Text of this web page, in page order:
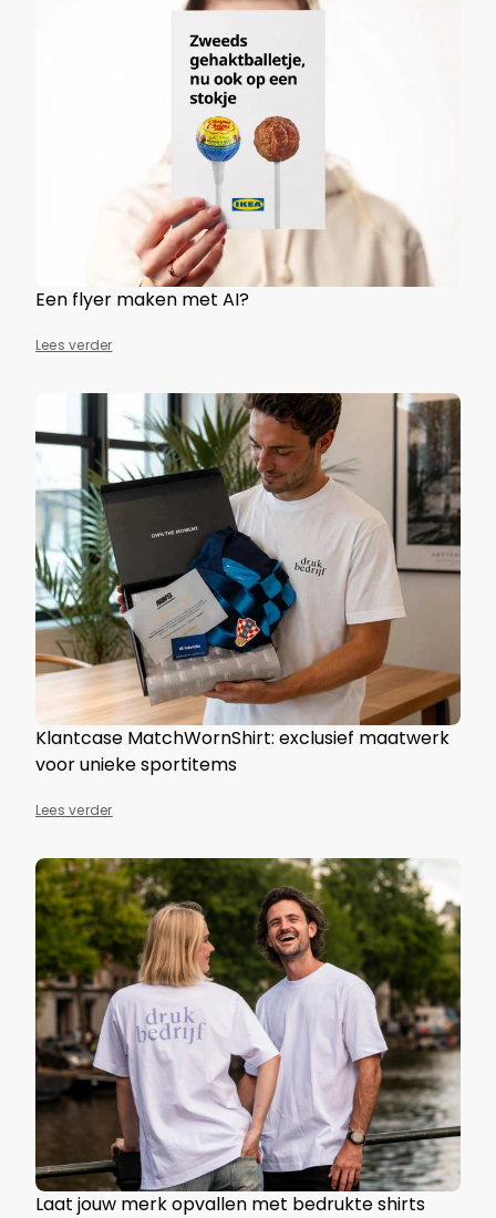
Een flyer maken met AI?
Lees verder
Klantcase MatchWornShirt: exclusief maatwerk
voor unieke sportitems
Lees verder
Laat jouw merk opvallen met bedrukte shirts